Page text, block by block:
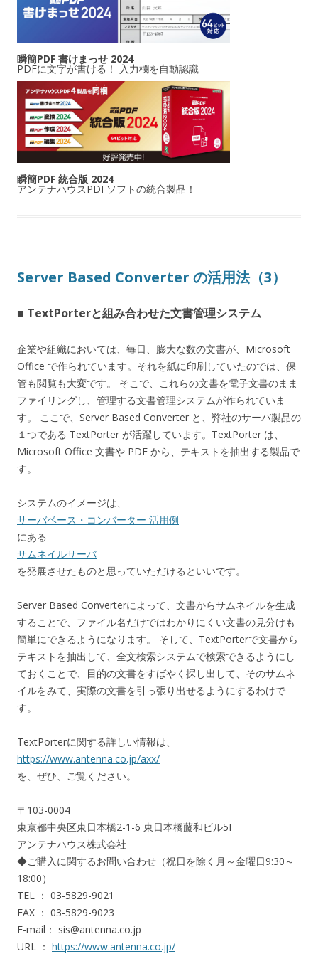
瞬簡PDF 書けまっせ 2024
PDFに文字が書ける！ 入力欄を自動認識
瞬簡PDF 統合版 2024
アンテナハウスPDFソフトの統合製品！
Server Based Converter の活用法（3）
■ TextPorterと組み合わせた文書管理システム
企業や組織においては、毎日、膨大な数の文書が、Microsoft
Office で作られています。それを紙に印刷していたのでは、保
管も閲覧も大変です。 そこで、これらの文書を電子文書のまま
ファイリングし、管理する文書管理システムが作られていま
す。 ここで、Server Based Converter と、弊社のサーバ製品の
１つである TextPorter が活躍しています。TextPorter は、
Microsoft Office 文書や PDF から、テキストを抽出する製品で
す。
システムのイメージは、
サーバベース・コンバーター 活用例
にある
サムネイルサーバ
を発展させたものと思っていただけるといいです。
Server Based Converterによって、文書からサムネイルを生成
することで、ファイル名だけではわかりにくい文書の見分けも
簡単にできるようになります。 そして、TextPorterで文書から
テキストを抽出して、全文検索システムで検索できるようにし
ておくことで、目的の文書をすばやく探し出して、そのサムネ
イルをみて、実際の文書を引っ張り出せるようにするわけで
す。
TextPorterに関する詳しい情報は、
https://www.antenna.co.jp/axx/
を、ぜひ、ご覧ください。
〒103-0004
東京都中央区東日本橋2-1-6 東日本橋藤和ビル5F
アンテナハウス株式会社
◆ご購入に関するお問い合わせ（祝日を除く月～金曜日9:30～
18:00）
TEL ： 03-5829-9021
FAX ： 03-5829-9023
E-mail： sis@antenna.co.jp
URL ： https://www.antenna.co.jp/